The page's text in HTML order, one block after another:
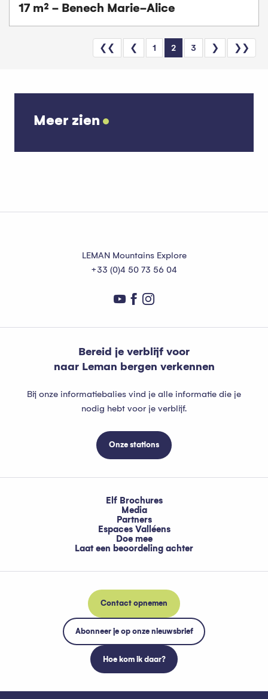
17 m² - Benech Marie-Alice
❮❮ ❮ 1 2 3 ❯ ❯❯
Meer zien
LEMAN Mountains Explore
+33 (0)4 50 73 56 04
Bereid je verblijf voor
naar Leman bergen verkennen
Bij onze informatiebalies vind je alle informatie die je
nodig hebt voor je verblijf.
Onze stations
Elf Brochures
Media
Partners
Espaces Valléens
Doe mee
Laat een beoordeling achter
Contact opnemen
Abonneer je op onze nieuwsbrief
Hoe kom ik daar?